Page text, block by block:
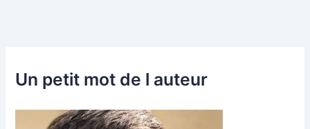
Un petit mot de l auteur